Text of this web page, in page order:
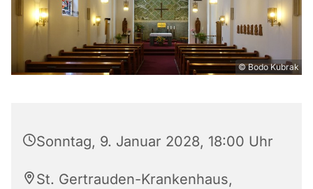
© Bodo Kubrak
Sonntag, 9. Januar 2028, 18:00 Uhr
St. Gertrauden-Krankenhaus,